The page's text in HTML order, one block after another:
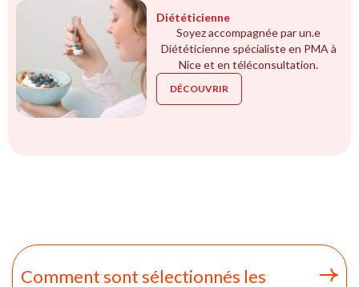
Diététicienne
Soyez accompagnée par un.e
Diététicienne spécialiste en PMA à
Nice et en téléconsultation.
DÉCOUVRIR
Comment sont sélectionnés les